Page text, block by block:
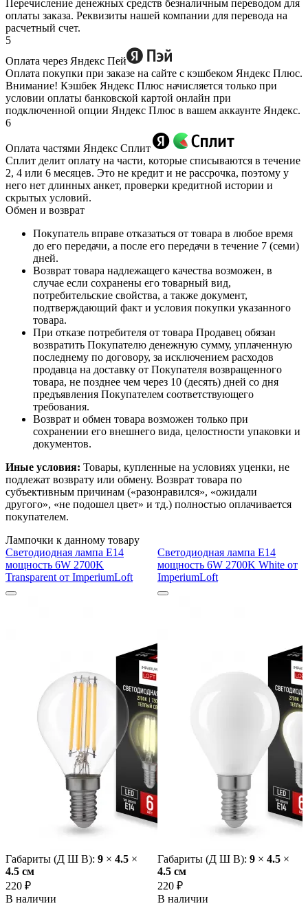
Перечисление денежных средств безналичным переводом для
оплаты заказа. Реквизиты нашей компании для перевода на
расчетный счет.
5
Оплата через Яндекс Пей
Оплата покупки при заказе на сайте с кэшбеком Яндекс Плюс.
Внимание! Кэшбек Яндекс Плюс начисляется только при
условии оплаты банковской картой онлайн при
подключенной опции Яндекс Плюс в вашем аккаунте Яндекс.
6
Оплата частями Яндекс Сплит
Сплит делит оплату на части, которые списываются в течение
2, 4 или 6 месяцев. Это не кредит и не рассрочка, поэтому у
него нет длинных анкет, проверки кредитной истории и
скрытых условий.
Обмен и возврат
Покупатель вправе отказаться от товара в любое время
до его передачи, а после его передачи в течение 7 (семи)
дней.
Возврат товара надлежащего качества возможен, в
случае если сохранены его товарный вид,
потребительские свойства, а также документ,
подтверждающий факт и условия покупки указанного
товара.
При отказе потребителя от товара Продавец обязан
возвратить Покупателю денежную сумму, уплаченную
последнему по договору, за исключением расходов
продавца на доставку от Покупателя возвращенного
товара, не позднее чем через 10 (десять) дней со дня
предъявления Покупателем соответствующего
требования.
Возврат и обмен товара возможен только при
сохранении его внешнего вида, целостности упаковки и
документов.
Иные условия: Товары, купленные на условиях уценки, не
подлежат возврату или обмену. Возврат товара по
субъективным причинам («разонравился», «ожидали
другого», «не подошел цвет» и тд.) полностью оплачивается
покупателем.
Лампочки к данному товару
Светодиодная лампа E14
мощность 6W 2700K
Transparent от ImperiumLoft
Габариты (Д Ш В): 9 × 4.5 ×
4.5 cм
220 ₽
В наличии
Светодиодная лампа E14
мощность 6W 2700K White от
ImperiumLoft
Габариты (Д Ш В): 9 × 4.5 ×
4.5 cм
220 ₽
В наличии